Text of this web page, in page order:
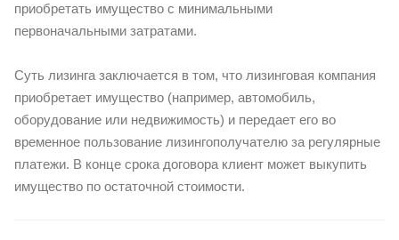
приобретать имущество с минимальными
первоначальными затратами.
Суть лизинга заключается в том, что лизинговая компания
приобретает имущество (например, автомобиль,
оборудование или недвижимость) и передает его во
временное пользование лизингополучателю за регулярные
платежи. В конце срока договора клиент может выкупить
имущество по остаточной стоимости.